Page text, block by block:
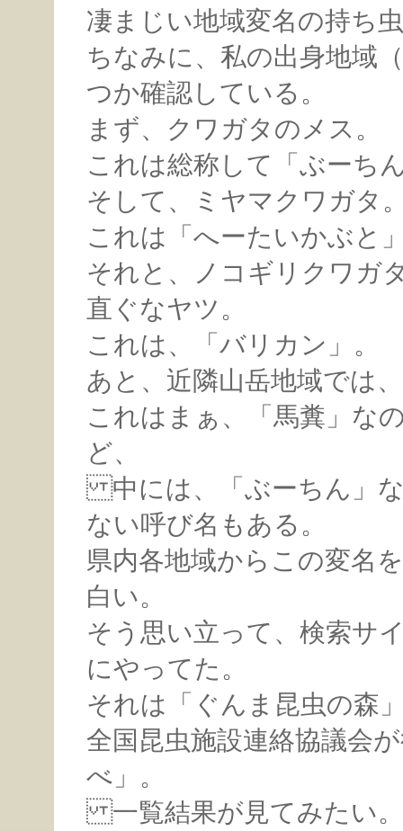
凄まじい地域変名の持ち
ちなみに、私の出身地域
つか確認している。
まず、クワガタのメス。
これは総称して「ぶーち
そして、ミヤマクワガタ
これは「へーたいかぶと
それと、ノコギリクワガ
直ぐなヤツ。
これは、「バリカン」。
あと、近隣山岳地域では
これはまぁ、「馬糞」な
ど、
中には、「ぶーちん」
ない呼び名もある。
県内各地域からこの変名
白い。
そう思い立って、検索サ
にやってた。
それは「ぐんま昆虫の森
全国昆虫施設連絡協議会
べ」。
一覧結果が見てみたい。